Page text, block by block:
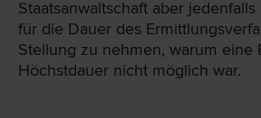
Staatsanwaltschaft aber
für die Dauer des
Stellung zu nehmen, warum eine
Höchstdauer nicht möglich war.